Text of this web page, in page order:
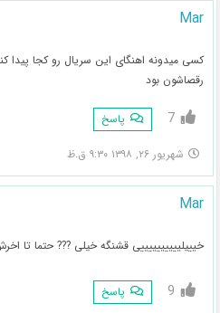
Mar
کسی میدونه اهنگای این سریال رو کجا پیدا
رقصاشون بود
7 پاسخ
شهریور ۲۶, ۱۳۹۸ ۹:۳۰ ق.ظ
Mar
خیییلییییییییییی قشنگه خیلی ??? حتما تا
9 پاسخ